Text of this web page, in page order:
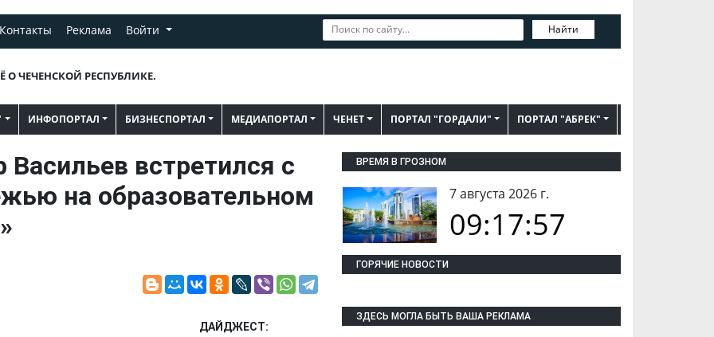
Контакты Реклама Войти Найти
О ЧЕЧЕНСКОЙ РЕСПУБЛИКЕ.
ИНФОПОРТАЛ БИЗНЕСПОРТАЛ МЕДИАПОРТАЛ ЧЕНЕТ ПОРТАЛ "ГОРДАЛИ" ПОРТАЛ "АБРЕК"
встретился с
на образовательном
ДАЙДЖЕСТ:
ВРЕМЯ В ГРОЗНОМ
7 августа 2026 г.
09:17:58
ГОРЯЧИЕ НОВОСТИ
ЗДЕСЬ МОГЛА БЫТЬ ВАША РЕКЛАМА